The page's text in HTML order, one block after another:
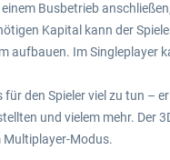
einem Busbetrieb
Kapital kann der
aufbauen. Im Singleplayer
den Spieler viel zu tun –
und vielem mehr. Der
Multiplayer-Modus.